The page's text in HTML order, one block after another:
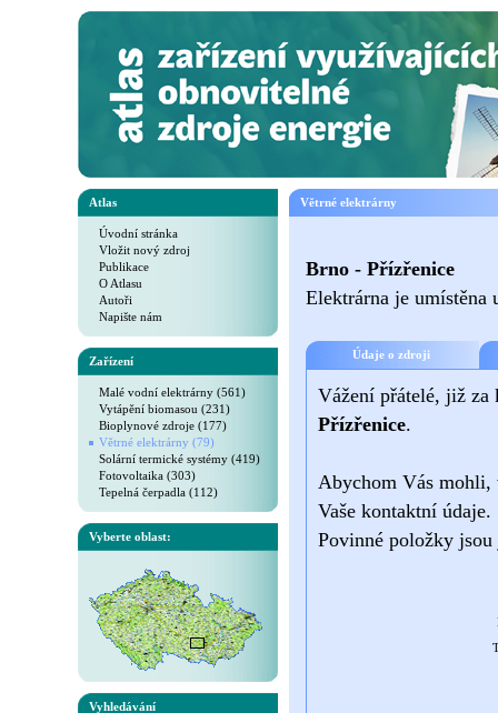
Atlas
Úvodní stránka
Vložit nový zdroj
Publikace
O Atlasu
Autoři
Napište nám
Zařízení
Malé vodní elektrárny (561)
Vytápění biomasou (231)
Bioplynové zdroje (177)
Větrné elektrárny (79)
Solární termické systémy (419)
Fotovoltaika (303)
Tepelná čerpadla (112)
Vyberte oblast:
Vyhledávání
Větrné elektrárny
Brno - Přízřenice
Elektrárna je
Údaje o zdroji
Vážení přátelé, již
Přízřenice.
Abychom Vás mohli,
Vaše kontaktní údaje.
Povinné položky